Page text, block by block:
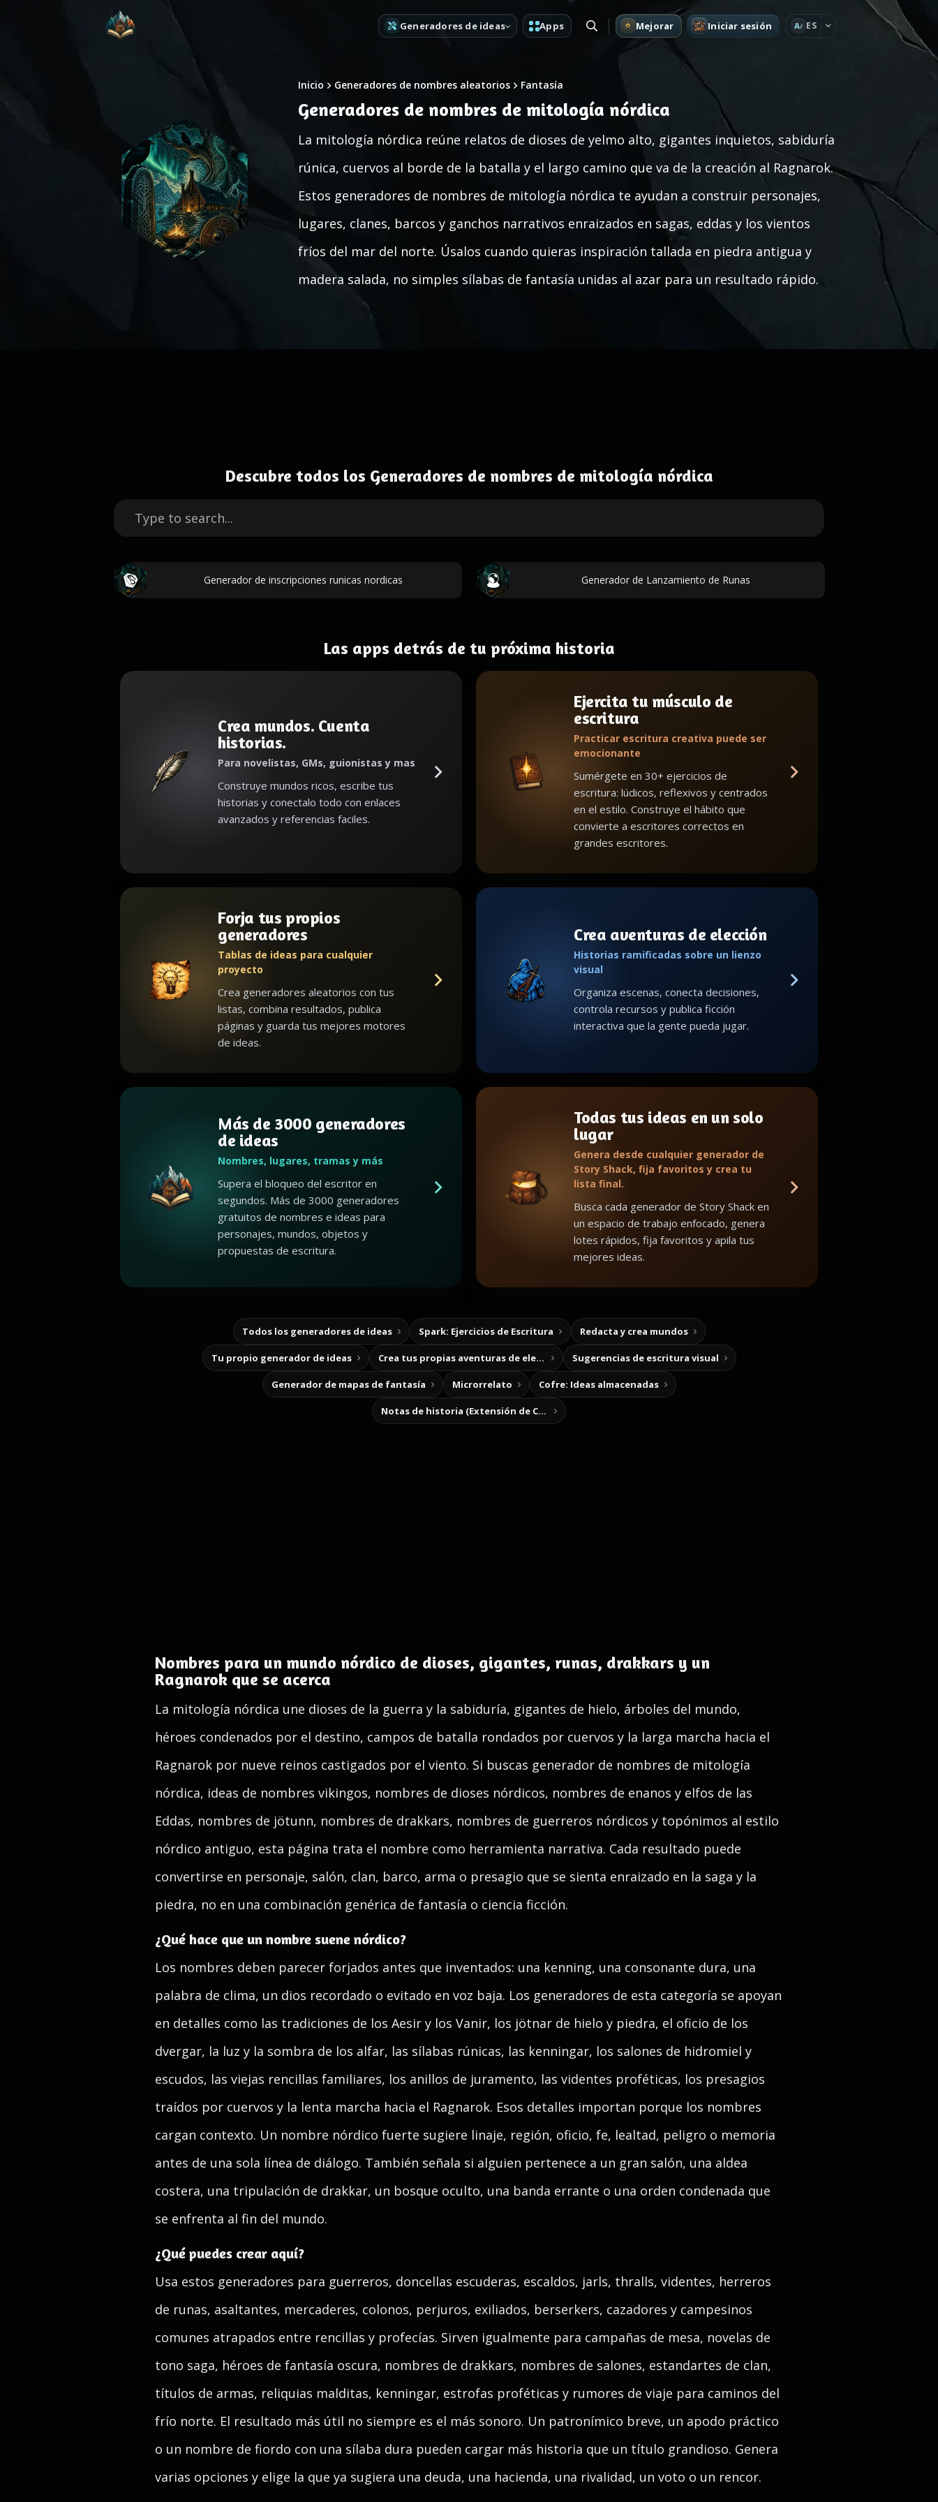
Generadores de ideas Apps Mejorar Iniciar sesión A ES
Inicio Generadores de nombres aleatorios Fantasía
Generadores de nombres de mitología nórdica
La mitología nórdica reúne relatos de dioses de yelmo alto, gigantes inquietos, sabiduría
rúnica, cuervos al borde de la batalla y el largo camino que va de la creación al Ragnarok.
Estos generadores de nombres de mitología nórdica te ayudan a construir personajes,
lugares, clanes, barcos y ganchos narrativos enraizados en sagas, eddas y los vientos
fríos del mar del norte. Úsalos cuando quieras inspiración tallada en piedra antigua y
madera salada, no simples sílabas de fantasía unidas al azar para un resultado rápido.
Descubre todos los Generadores de nombres de mitología nórdica
Generador de inscripciones runicas nordicas Generador de Lanzamiento de Runas
Las apps detrás de tu próxima historia
Crea mundos. Cuenta
historias.
Para novelistas, GMs, guionistas y mas
Construye mundos ricos, escribe tus
historias y conectalo todo con enlaces
avanzados y referencias faciles.
Ejercita tu músculo de
escritura
Practicar escritura creativa puede ser
emocionante
Sumérgete en 30+ ejercicios de
escritura: lúdicos, reflexivos y centrados
en el estilo. Construye el hábito que
convierte a escritores correctos en
grandes escritores.
Forja tus propios
generadores
Tablas de ideas para cualquier
proyecto
Crea generadores aleatorios con tus
listas, combina resultados, publica
páginas y guarda tus mejores motores
de ideas.
Crea aventuras de elección
Historias ramificadas sobre un lienzo
visual
Organiza escenas, conecta decisiones,
controla recursos y publica ficción
interactiva que la gente pueda jugar.
Más de 3000 generadores
de ideas
Nombres, lugares, tramas y más
Supera el bloqueo del escritor en
segundos. Más de 3000 generadores
gratuitos de nombres e ideas para
personajes, mundos, objetos y
propuestas de escritura.
Todas tus ideas en un solo
lugar
Genera desde cualquier generador de
Story Shack, fija favoritos y crea tu
lista final.
Busca cada generador de Story Shack en
un espacio de trabajo enfocado, genera
lotes rápidos, fija favoritos y apila tus
mejores ideas.
Todos los generadores de ideas Spark: Ejercicios de Escritura Redacta y crea mundos
Tu propio generador de ideas Crea tus propias aventuras de elección Sugerencias de escritura visual
Generador de mapas de fantasía Microrrelato Cofre: Ideas almacenadas
Notas de historia (Extensión de Chrome)
Nombres para un mundo nórdico de dioses, gigantes, runas, drakkars y un
Ragnarok que se acerca
La mitología nórdica une dioses de la guerra y la sabiduría, gigantes de hielo, árboles del mundo,
héroes condenados por el destino, campos de batalla rondados por cuervos y la larga marcha hacia el
Ragnarok por nueve reinos castigados por el viento. Si buscas generador de nombres de mitología
nórdica, ideas de nombres vikingos, nombres de dioses nórdicos, nombres de enanos y elfos de las
Eddas, nombres de jötunn, nombres de drakkars, nombres de guerreros nórdicos y topónimos al estilo
nórdico antiguo, esta página trata el nombre como herramienta narrativa. Cada resultado puede
convertirse en personaje, salón, clan, barco, arma o presagio que se sienta enraizado en la saga y la
piedra, no en una combinación genérica de fantasía o ciencia ficción.
¿Qué hace que un nombre suene nórdico?
Los nombres deben parecer forjados antes que inventados: una kenning, una consonante dura, una
palabra de clima, un dios recordado o evitado en voz baja. Los generadores de esta categoría se apoyan
en detalles como las tradiciones de los Aesir y los Vanir, los jötnar de hielo y piedra, el oficio de los
dvergar, la luz y la sombra de los alfar, las sílabas rúnicas, las kenningar, los salones de hidromiel y
escudos, las viejas rencillas familiares, los anillos de juramento, las videntes proféticas, los presagios
traídos por cuervos y la lenta marcha hacia el Ragnarok. Esos detalles importan porque los nombres
cargan contexto. Un nombre nórdico fuerte sugiere linaje, región, oficio, fe, lealtad, peligro o memoria
antes de una sola línea de diálogo. También señala si alguien pertenece a un gran salón, una aldea
costera, una tripulación de drakkar, un bosque oculto, una banda errante o una orden condenada que
se enfrenta al fin del mundo.
¿Qué puedes crear aquí?
Usa estos generadores para guerreros, doncellas escuderas, escaldos, jarls, thralls, videntes, herreros
de runas, asaltantes, mercaderes, colonos, perjuros, exiliados, berserkers, cazadores y campesinos
comunes atrapados entre rencillas y profecías. Sirven igualmente para campañas de mesa, novelas de
tono saga, héroes de fantasía oscura, nombres de drakkars, nombres de salones, estandartes de clan,
títulos de armas, reliquias malditas, kenningar, estrofas proféticas y rumores de viaje para caminos del
frío norte. El resultado más útil no siempre es el más sonoro. Un patronímico breve, un apodo práctico
o un nombre de fiordo con una sílaba dura pueden cargar más historia que un título grandioso. Genera
varias opciones y elige la que ya sugiera una deuda, una hacienda, una rivalidad, un voto o un rencor.